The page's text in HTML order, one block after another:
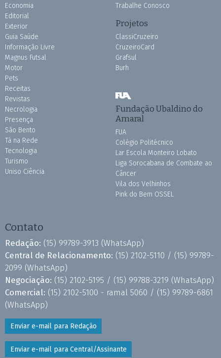
Economia
Editorial
Exterior
Guia Saúde
Informação Livre
Magnus Futsal
Motor
Pets
Receitas
Revistas
Necrologia
Presença
São Bento
Tá na Rede
Tecnologia
Turismo
Uniso Ciência
Trabalhe Conosco
Projetos
ClassiCruzeiro
CruzeiroCard
Grafsul
Burh
Fundação Ubaldino do
Amaral
FUA
Colégio Politécnico
Lar Escola Monteiro Lobato
Liga Sorocabana de Combate ao
Câncer
Vila dos Velhinhos
Pink do Bem OSSEL
Contato
Redação: (15) 99789-3913 (WhatsApp)
Central de Relacionamento: (15) 2102-5110 / (15) 99789-
2099 (WhatsApp)
Negociação: (15) 2102-5195 / (15) 99788-3219 (WhatsApp)
Comercial: (15) 2102-5100 - ramal 5060 / (15) 99789-6861
(WhatsApp)
Enviar e-mail para Redação
Enviar e-mail para Central/Assinante